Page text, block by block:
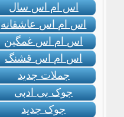
اس ام اس سال
اس ام اس عاشقانه
اس ام اس غمگین
اس ام اس قشنگ
جملات جدید
جوک بی ادبی
جوک جدید